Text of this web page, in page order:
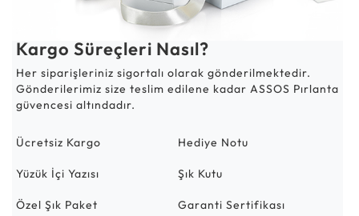
Kargo Süreçleri Nasıl?
Her siparişleriniz sigortalı olarak gönderilmektedir.
Gönderilerimiz size teslim edilene kadar ASSOS Pırlanta
güvencesi altındadır.
Ücretsiz Kargo Hediye Notu
Yüzük İçi Yazısı Şık Kutu
Özel Şık Paket Garanti Sertifikası